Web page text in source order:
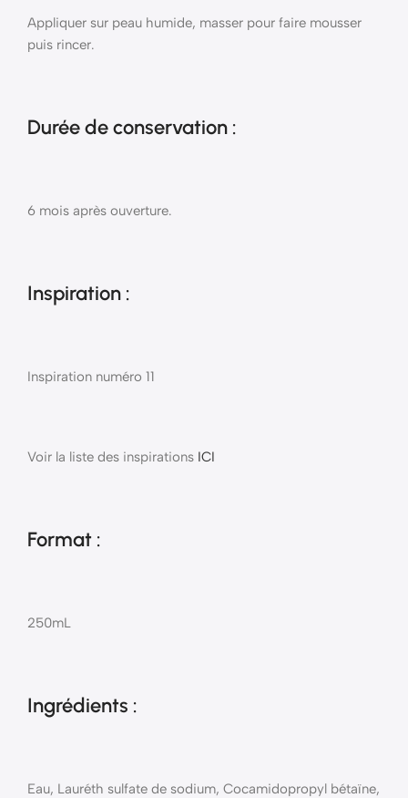
Appliquer sur peau humide, masser pour faire mousser
puis rincer.
Durée de conservation :
6 mois après ouverture.
Inspiration :
Inspiration numéro 11
Voir la liste des inspirations ICI
Format :
250mL
Ingrédients :
Eau, Lauréth sulfate de sodium, Cocamidopropyl bétaïne,